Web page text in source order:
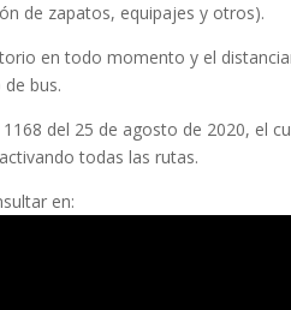
de zapatos, equipajes y otros).
en todo momento y el
bus.
del 25 de agosto de 2020, el
todas las rutas.
en: